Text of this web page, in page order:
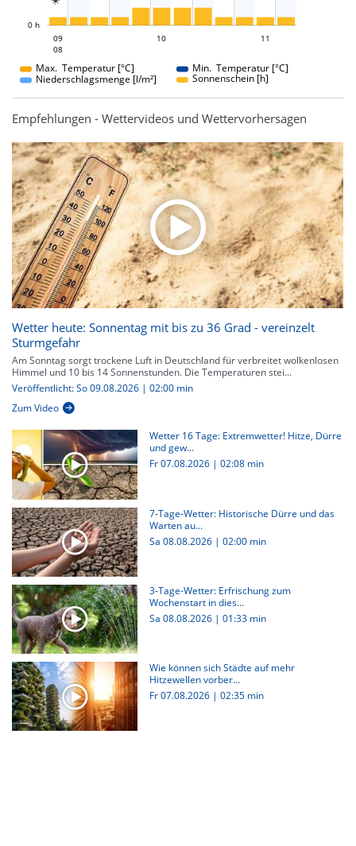
0 h
09
08
10 11
Max. Temperatur [°C]
Min. Temperatur [°C]
Niederschlagsmenge [l/m²]
Sonnenschein [h]
Empfehlungen - Wettervideos und Wettervorhersagen
Wetter heute: Sonnentag mit bis zu 36 Grad - vereinzelt
Sturmgefahr
Am Sonntag sorgt trockene Luft in Deutschland für verbreitet wolkenlosen
Himmel und 10 bis 14 Sonnenstunden. Die Temperaturen stei...
Veröffentlicht: So 09.08.2026 | 02:00 min
Zum Video
Wetter 16 Tage: Extremwetter! Hitze, Dürre
und gew...
Fr 07.08.2026 | 02:08 min
7-Tage-Wetter: Historische Dürre und das
Warten au...
Sa 08.08.2026 | 02:00 min
3-Tage-Wetter: Erfrischung zum
Wochenstart in dies...
Sa 08.08.2026 | 01:33 min
Wie können sich Städte auf mehr
Hitzewellen vorber...
Fr 07.08.2026 | 02:35 min